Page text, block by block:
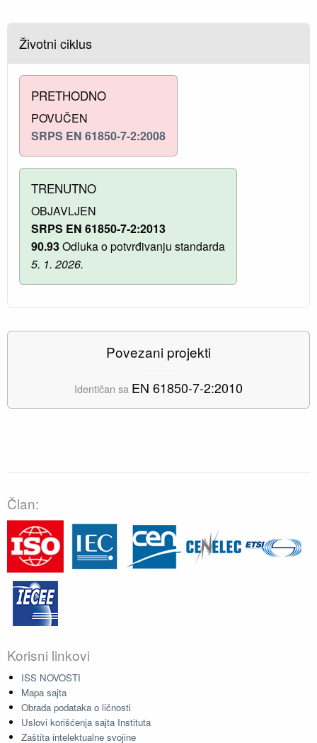
Životni ciklus
PRETHODNO
POVUČEN
SRPS EN 61850-7-2:2008
TRENUTNO
OBJAVLJEN
SRPS EN 61850-7-2:2013
90.93Odluka o potvrđivanju standarda
5. 1. 2026.
Povezani projekti
Identičan sa EN 61850-7-2:2010
Član:
Korisni linkovi
ISS NOVOSTI
Mapa sajta
Obrada podataka o ličnosti
Uslovi korišćenja sajta Instituta
Zaštita intelektualne svojine